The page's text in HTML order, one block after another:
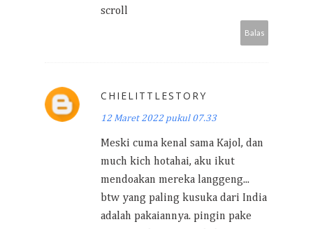
scroll
Balas
CHIELITTLESTORY
12 Maret 2022 pukul 07.33
Meski cuma kenal sama Kajol, dan
much kich hotahai, aku ikut
mendoakan mereka langgeng...
btw yang paling kusuka dari India
adalah pakaiannya. pingin pake